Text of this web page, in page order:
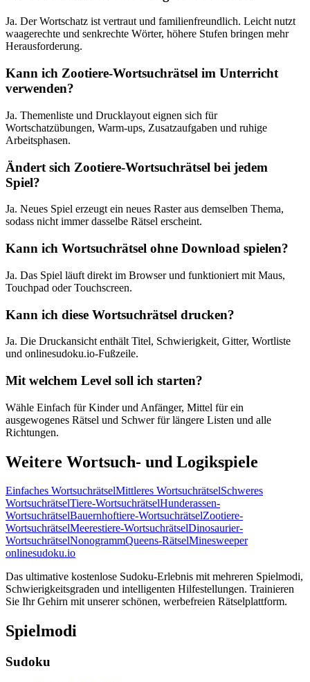
Ja. Der Wortschatz ist vertraut und familienfreundlich. Leicht nutzt
waagerechte und senkrechte Wörter, höhere Stufen bringen mehr
Herausforderung.
Kann ich Zootiere-Wortsuchrätsel im Unterricht
verwenden?
Ja. Themenliste und Drucklayout eignen sich für
Wortschatzübungen, Warm-ups, Zusatzaufgaben und ruhige
Arbeitsphasen.
Ändert sich Zootiere-Wortsuchrätsel bei jedem
Spiel?
Ja. Neues Spiel erzeugt ein neues Raster aus demselben Thema,
sodass nicht immer dasselbe Rätsel erscheint.
Kann ich Wortsuchrätsel ohne Download spielen?
Ja. Das Spiel läuft direkt im Browser und funktioniert mit Maus,
Touchpad oder Touchscreen.
Kann ich diese Wortsuchrätsel drucken?
Ja. Die Druckansicht enthält Titel, Schwierigkeit, Gitter, Wortliste
und onlinesudoku.io-Fußzeile.
Mit welchem Level soll ich starten?
Wähle Einfach für Kinder und Anfänger, Mittel für ein
ausgewogenes Rätsel und Schwer für längere Listen und alle
Richtungen.
Weitere Wortsuch- und Logikspiele
Einfaches WortsuchrätselMittleres WortsuchrätselSchweres
WortsuchrätselTiere-WortsuchrätselHunderassen-
WortsuchrätselBauernhoftiere-WortsuchrätselZootiere-
WortsuchrätselMeerestiere-WortsuchrätselDinosaurier-
WortsuchrätselNonogrammQueens-RätselMinesweeper
onlinesudoku.io
Das ultimative kostenlose Sudoku-Erlebnis mit mehreren Spielmodi,
Schwierigkeitsgraden und intelligenten Hilfestellungen. Trainieren
Sie Ihr Gehirn mit unserer schönen, werbefreien Rätselplattform.
Spielmodi
Sudoku